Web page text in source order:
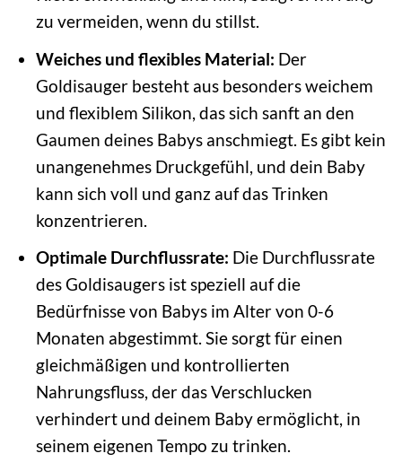
zu vermeiden, wenn du stillst.
Weiches und flexibles Material: Der
Goldisauger besteht aus besonders weichem
und flexiblem Silikon, das sich sanft an den
Gaumen deines Babys anschmiegt. Es gibt kein
unangenehmes Druckgefühl, und dein Baby
kann sich voll und ganz auf das Trinken
konzentrieren.
Optimale Durchflussrate: Die Durchflussrate
des Goldisaugers ist speziell auf die
Bedürfnisse von Babys im Alter von 0-6
Monaten abgestimmt. Sie sorgt für einen
gleichmäßigen und kontrollierten
Nahrungsfluss, der das Verschlucken
verhindert und deinem Baby ermöglicht, in
seinem eigenen Tempo zu trinken.